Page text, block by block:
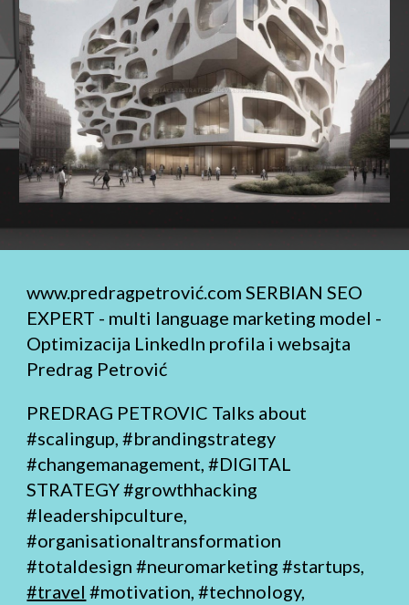
www.predragpetrović.com SERBIAN SEO
EXPERT - multi language marketing model -
Optimizacija LinkedIn profila i websajta
Predrag Petrović
PREDRAG PETROVIC Talks about
#scalingup, #brandingstrategy
#changemanagement,#DIGITAL
STRATEGY#growthhacking
#leadershipculture,
#organisationaltransformation
#totaldesign #neuromarketing #startups,
#travel #motivation, #technology,